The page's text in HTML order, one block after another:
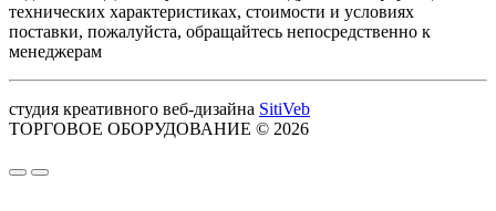
технических характеристиках, стоимости и условиях
поставки, пожалуйста, обращайтесь непосредственно к
менеджерам
студия креативного веб-дизайна SitiVeb
ТОРГОВОЕ ОБОРУДОВАНИЕ © 2026